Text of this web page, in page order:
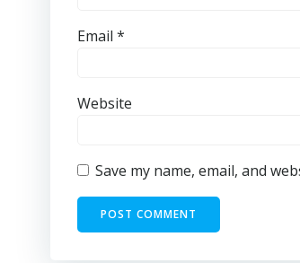
Email *
Website
Save my name, email, and